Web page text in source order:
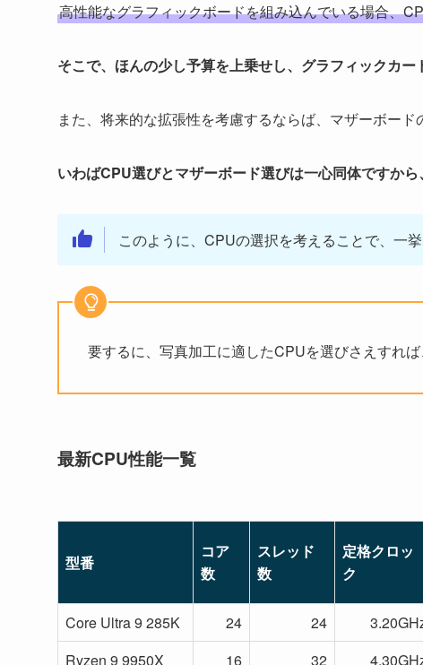
高性能なグラフィックボードを組み込んでいる場合、
そこで、ほんの少し予算を上乗せし、グラフィックカー
また、将来的な拡張性を考慮するならば、マザーボード
いわばCPU選びとマザーボード選びは一心同体ですか
このように、CPUの選択を考えることで、一
要するに、写真加工に適したCPUを選びさえすれば
最新CPU性能一覧
型番
コア
数
スレッド
数
定格クロッ
ク
Core Ultra 9 285K 24 24
Ryzen 9 9950X
16 32